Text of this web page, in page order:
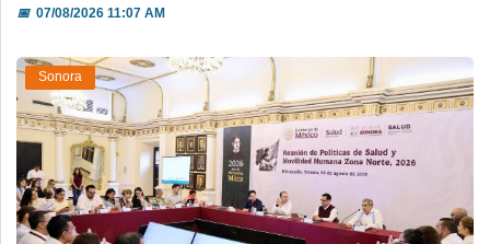
📅07/08/2026 11:07 AM
Sonora